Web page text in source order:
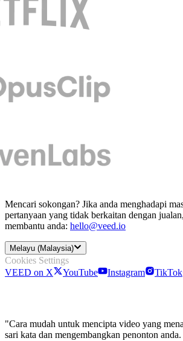
Mencari sokongan? Jika anda menghadapi
pertanyaan yang tidak berkaitan dengan
membantu anda: hello@veed.io
Melayu (Malaysia)
Cookies Settings
VEED on X
YouTube Instagram TikTok
"Cara mudah untuk mencipta video yang
sari kata dan mengembangkan penonton